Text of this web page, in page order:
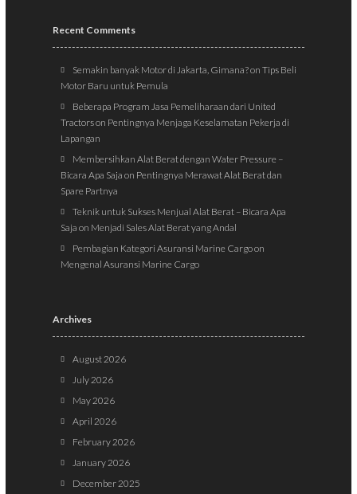
Recent Comments
Semakin banyak Motor di Jakarta, Gimana?onTips Beli
Motor Baru untuk Pemula
Beberapa Program Jasa Pemeliharaan dari United
Tractorson Pentingnya Menjaga Keselamatan Pekerja di
Lapangan
Membersihkan Alat Berat dengan Water Pressure –
Bicara Apa Saja on Pentingnya Merawat Alat Berat dan
Spare Partnya
Teknik untuk Sukses Menjual Alat Berat – Bicara Apa
Saja on Menjadi Sales Alat Berat yang Andal
Pembagian Kategori Asuransi Marine Cargoon
Mengenal Asuransi Marine Cargo
Archives
August 2026
July 2026
May 2026
April 2026
February 2026
January 2026
December 2025